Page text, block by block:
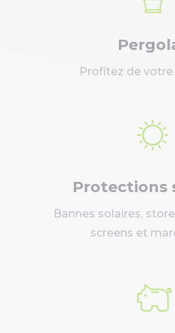
Profitez de votre
Protections
Bannes solaires,
screens et